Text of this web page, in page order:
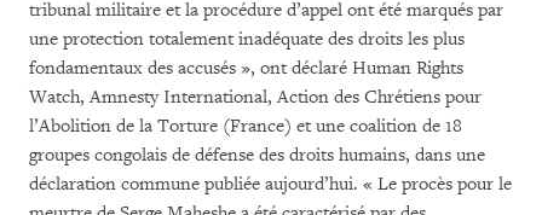
tribunal militaire et la procédure d’appel ont été marqués par
une protection totalement inadéquate des droits les plus
fondamentaux des accusés », ont déclaré Human Rights
Watch, Amnesty International, Action des Chrétiens pour
l’Abolition de la Torture (France) et une coalition de 18
groupes congolais de défense des droits humains, dans une
déclaration commune publiée aujourd’hui. « Le procès pour le